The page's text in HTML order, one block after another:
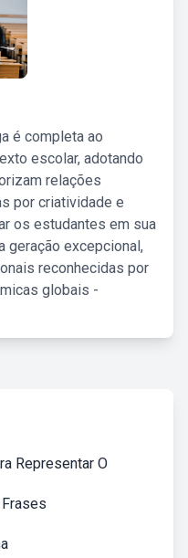
é completa ao
escolar, adotando
relações
por criatividade e
os estudantes em sua
geração excepcional,
reconhecidas por
globais -
Representar O